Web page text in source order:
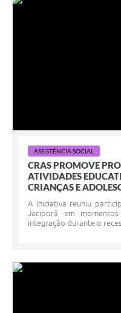
ASSISTÊNCIA SOCIAL
CRAS PROMOVE
ATIVIDADES
CRIANÇAS E
A iniciativa reuniu
Jaciporã em
integração durante o